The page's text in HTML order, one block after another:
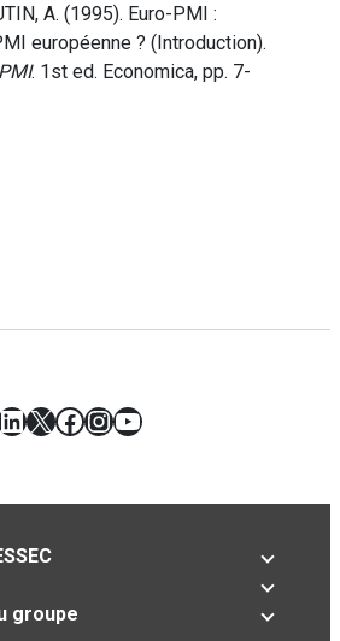
A. (1995). Euro-PMI :
européenne ? (Introduction).
. 1st ed. Economica, pp. 7-
X Facebook
Instagram
YouTube
groupe